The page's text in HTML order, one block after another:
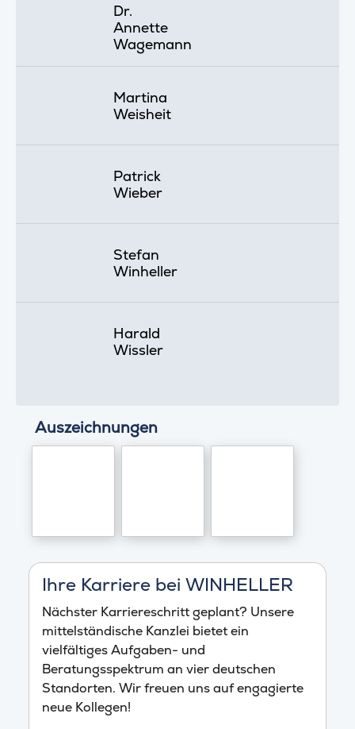
Dr.
Annette
Wagemann
Martina
Weisheit
Patrick
Wieber
Stefan
Winheller
Harald
Wissler
Auszeichnungen
Ihre Karriere bei WINHELLER
Nächster Karriereschritt geplant? Unsere
mittelständische Kanzlei bietet ein
vielfältiges Aufgaben- und
Beratungsspektrum an vier deutschen
Standorten. Wir freuen uns auf engagierte
neue Kollegen!